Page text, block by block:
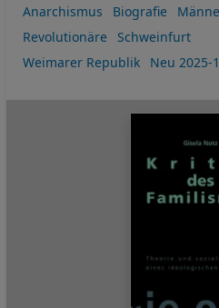
Anarchismus Biografie
Revolutionäre
Schweinfurt
Weimarer Republik
Neu 2025-